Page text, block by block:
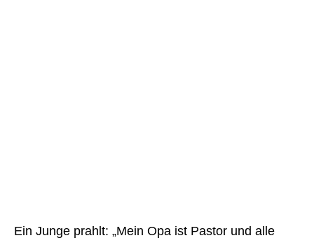
Ein Junge prahlt: „Mein Opa ist Pastor und alle